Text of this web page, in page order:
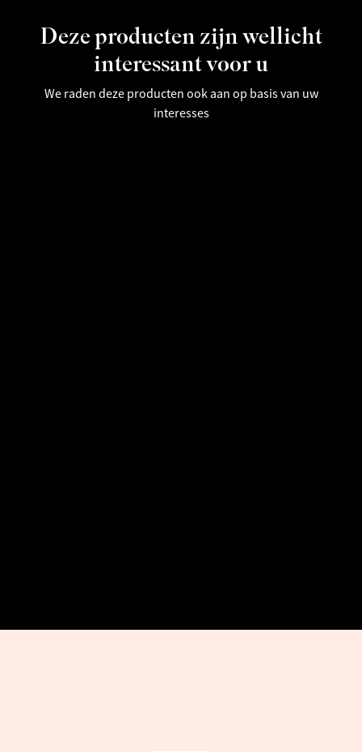
Deze producten zijn wellicht
interessant voor u
We raden deze producten ook aan op basis van uw
interesses